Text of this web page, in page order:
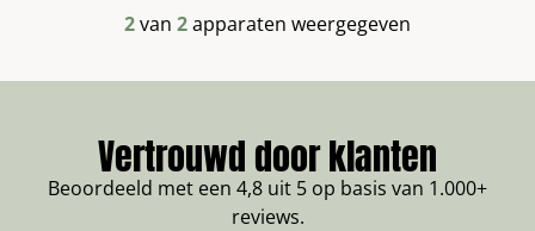
2van 2apparaten weergegeven
Vertrouwd door klanten
Beoordeeld met een 4,8 uit 5 op basis van 1.000+
reviews.